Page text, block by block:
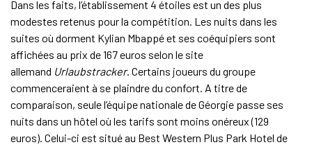
Dans les faits, l’établissement 4 étoiles est un des plus
modestes retenus pour la compétition. Les nuits dans les
suites où dorment Kylian Mbappé et ses coéquipiers sont
affichées au prix de 167 euros selon le site
allemand Urlaubstracker. Certains joueurs du groupe
commenceraient à se plaindre du confort. A titre de
comparaison, seule l’équipe nationale de Géorgie passe ses
nuits dans un hôtel où les tarifs sont moins onéreux (129
euros). Celui-ci est situé au Best Western Plus Park Hotel de